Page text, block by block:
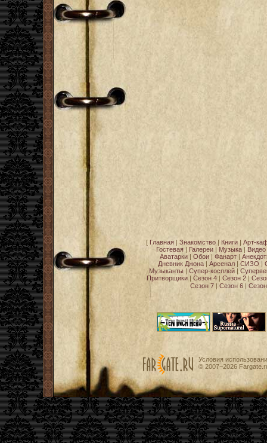
[ Главная| Знакомство| Книги| Арт-
Гостевая | Галереи | Музыка | Видео
Аватарки | Обои | Фанарт |
Дневник Джона| Арсенал| СИЗО |
Музыканты | Супер-косплей |
Притворщики | Сезон 4 | Сезон 2 |
Сезон 7| Сезон 6|
Условия
© 2007−2026